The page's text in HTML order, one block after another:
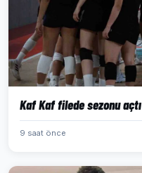
Kaf Kaf filede sezonu açtı
9 saat önce